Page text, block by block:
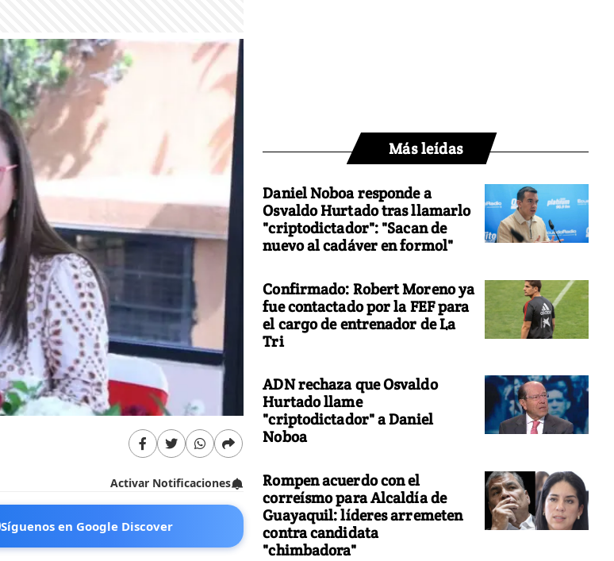
Activar Notificaciones
Síguenos en Google Discover
Más leídas
Daniel Noboa responde a
Osvaldo Hurtado tras llamarlo
"criptodictador": "Sacan de
nuevo al cadáver en formol"
Confirmado: Robert Moreno ya
fue contactado por la FEF para
el cargo de entrenador de La
Tri
ADN rechaza que Osvaldo
Hurtado llame
"criptodictador" a Daniel
Noboa
Rompen acuerdo con el
correísmo para Alcaldía de
Guayaquil: líderes arremeten
contra candidata
"chimbadora"